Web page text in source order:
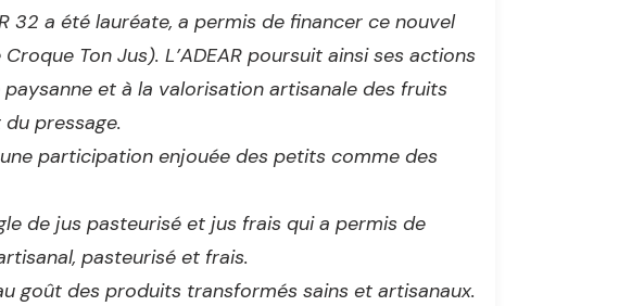
32 a été lauréate, a permis de financer ce nouvel
Ton Jus). L’ADEAR poursuit ainsi ses actions
et à la valorisation artisanale des fruits
pressage.
participation enjouée des petits comme des
de jus pasteurisé et jus frais qui a permis de
pasteurisé et frais.
goût des produits transformés sains et artisanaux.